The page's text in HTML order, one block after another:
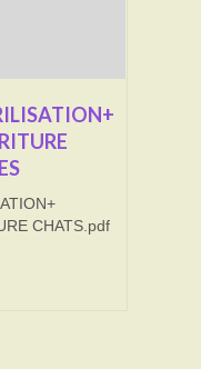
CHATS.pdf